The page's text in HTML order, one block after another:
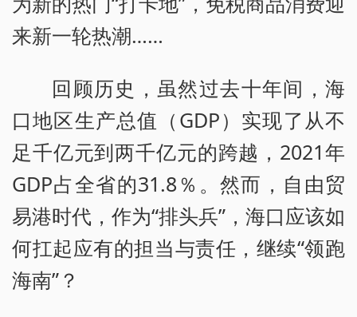
来新一轮热潮……
回顾历史，虽然过去十年间，海
口地区生产总值（GDP）实现了从不
足千亿元到两千亿元的跨越，2021年
GDP占全省的31.8％。然而，自由贸
易港时代，作为“排头兵”，海口应该如
何扛起应有的担当与责任，继续“领跑
海南”？